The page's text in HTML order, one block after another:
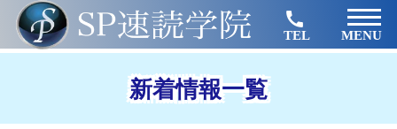
TEL MENU
新着情報一覧